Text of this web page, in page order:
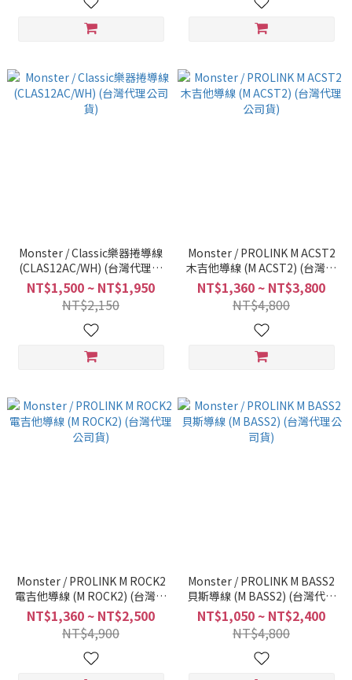
Monster / Classic樂器捲導線
(CLAS12AC/WH) (台灣代理公
司貨)
NT$1,500 ~ NT$1,950
NT$2,150
Monster / PROLINK M ACST2
木吉他導線 (M ACST2) (台灣代
理公司貨)
NT$1,360 ~ NT$3,800
NT$4,800
Monster / PROLINK M ROCK2
電吉他導線 (M ROCK2) (台灣代
理公司貨)
NT$1,360 ~ NT$2,500
NT$4,900
Monster / PROLINK M BASS2
貝斯導線 (M BASS2) (台灣代理
公司貨)
NT$1,050 ~ NT$2,400
NT$4,800